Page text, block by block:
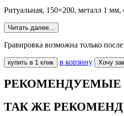
Ритуальная, 150×200, металл 1 мм,
Читать далее...
Гравировка возможна только
купить в 1 клик в корзину Хочу
РЕКОМЕНДУЕМЫЕ
ТАК ЖЕ